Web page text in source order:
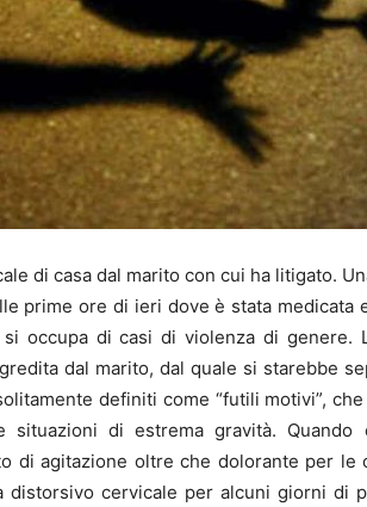
di casa dal marito con cui ha litigato.
prime ore di ieri dove è stata medicata
occupa di casi di violenza di genere.
dal marito, dal quale si starebbe
definiti come “futili motivi”,
situazioni di estrema gravità.
di agitazione oltre che dolorante per le
distorsivo cervicale per alcuni giorni di